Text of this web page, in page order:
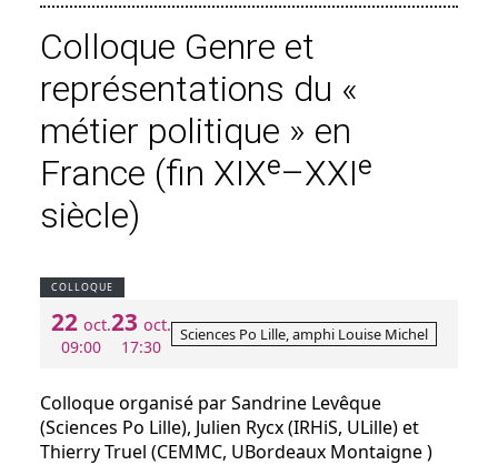
Colloque Genre et
représentations du «
métier politique » en
France (fin XIXᵉ–XXIᵉ
siècle)
COLLOQUE
22 oct.
09:00
23 oct.
17:30
Sciences Po Lille, amphi Louise Michel
Colloque organisé par Sandrine Levêque
(Sciences Po Lille), Julien Rycx (IRHiS, ULille) et
Thierry Truel (CEMMC, UBordeaux Montaigne )